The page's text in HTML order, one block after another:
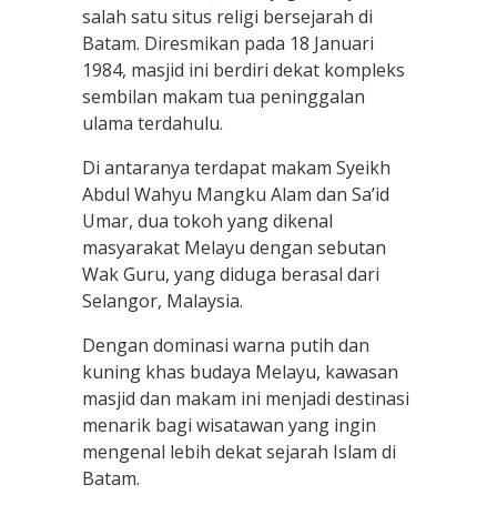
salah satu situs religi bersejarah di
Batam. Diresmikan pada 18 Januari
1984, masjid ini berdiri dekat kompleks
sembilan makam tua peninggalan
ulama terdahulu.
Di antaranya terdapat makam Syeikh
Abdul Wahyu Mangku Alam dan Sa’id
Umar, dua tokoh yang dikenal
masyarakat Melayu dengan sebutan
Wak Guru, yang diduga berasal dari
Selangor, Malaysia.
Dengan dominasi warna putih dan
kuning khas budaya Melayu, kawasan
masjid dan makam ini menjadi destinasi
menarik bagi wisatawan yang ingin
mengenal lebih dekat sejarah Islam di
Batam.